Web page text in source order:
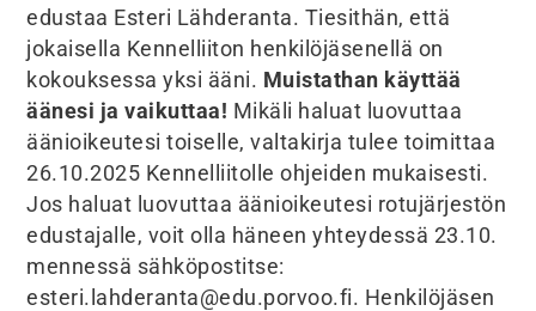
edustaa Esteri Lähderanta. Tiesithän, että
jokaisella Kennelliiton henkilöjäsenellä on
kokouksessa yksi ääni. Muistathan käyttää
äänesi ja vaikuttaa! Mikäli haluat luovuttaa
äänioikeutesi toiselle, valtakirja tulee toimittaa
26.10.2025 Kennelliitolle ohjeiden mukaisesti.
Jos haluat luovuttaa äänioikeutesi rotujärjestön
edustajalle, voit olla häneen yhteydessä 23.10.
mennessä sähköpostitse:
esteri.lahderanta@edu.porvoo.fi. Henkilöjäsen